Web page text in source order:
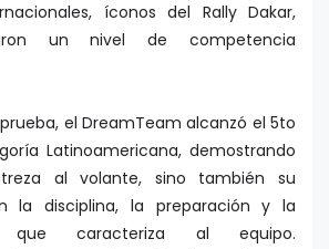
íconos del Rally Dakar,
un nivel de competencia
el DreamTeam alcanzó el 5to
Latinoamericana, demostrando
al volante, sino también su
la disciplina, la preparación y la
que caracteriza al equipo.